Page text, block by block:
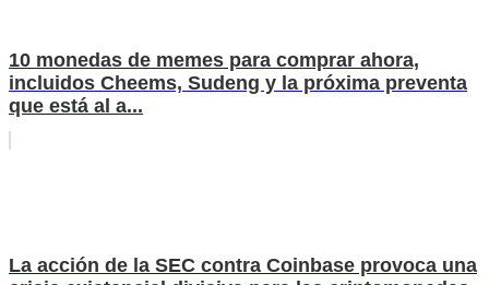
10 monedas de memes para comprar ahora,
incluidos Cheems, Sudeng y la próxima preventa
que está al a...
La acción de la SEC contra Coinbase provoca una